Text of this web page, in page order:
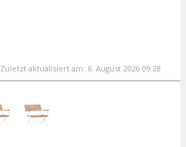
Zuletzt aktualisiert am: 6. August 2026 09:28